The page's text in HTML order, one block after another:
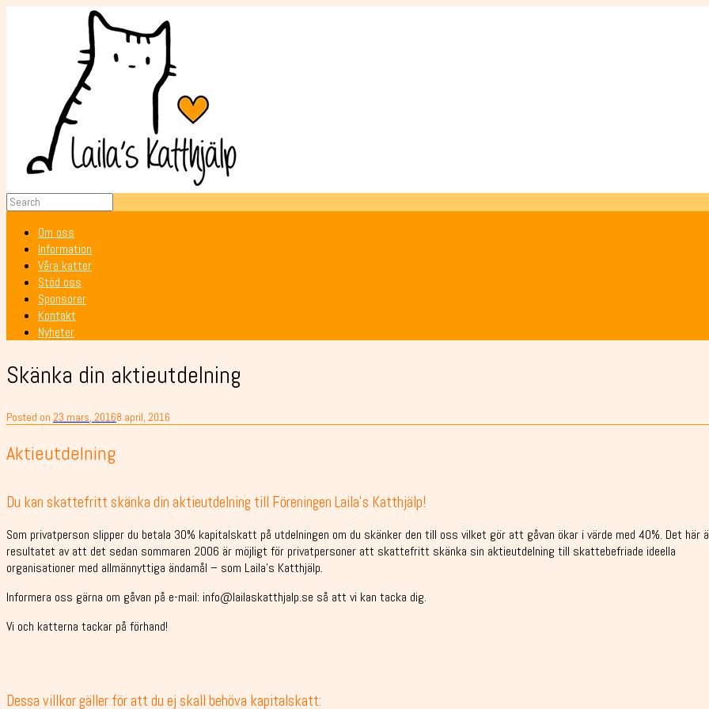
Om oss
Information
Våra katter
Stöd oss
Sponsorer
Kontakt
Nyheter
Skänka din aktieutdelning
Posted on 23 mars, 20168 april, 2016
Aktieutdelning
Du kan skattefritt skänka din aktieutdelning till Föreningen Laila’s Katthjälp!
Som privatperson slipper du betala 30% kapitalskatt på utdelningen om du skänker den till oss vilket gör att gåvan ökar i värde med 40%. Det här
resultatet av att det sedan sommaren 2006 är möjligt för privatpersoner att skattefritt skänka sin aktieutdelning till skattebefriade ideella
organisationer med allmännyttiga ändamål – som Laila's Katthjälp.
Informera oss gärna om gåvan på e-mail: info@lailaskatthjalp.se så att vi kan tacka dig.
Vi och katterna tackar på förhand!
Dessa villkor gäller för att du ej skall behöva kapitalskatt: